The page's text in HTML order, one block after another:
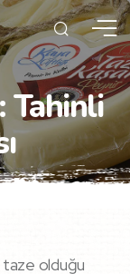
Tahinli
taze olduğu